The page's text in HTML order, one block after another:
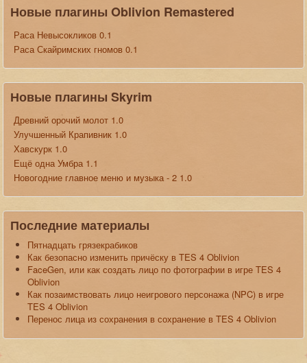
Новые плагины Oblivion Remastered
Раса Невысокликов 0.1
Раса Скайримских гномов 0.1
Новые плагины Skyrim
Древний орочий молот 1.0
Улучшенный Крапивник 1.0
Хавскурк 1.0
Ещё одна Умбра 1.1
Новогодние главное меню и музыка - 2 1.0
Последние материалы
Пятнадцать грязекрабиков
Как безопасно изменить причёску в TES 4 Oblivion
FaceGen, или как создать лицо по фотографии в игре TES 4
Oblivion
Как позаимствовать лицо неигрового персонажа (NPC) в игре
TES 4 Oblivion
Перенос лица из сохранения в сохранение в TES 4 Oblivion